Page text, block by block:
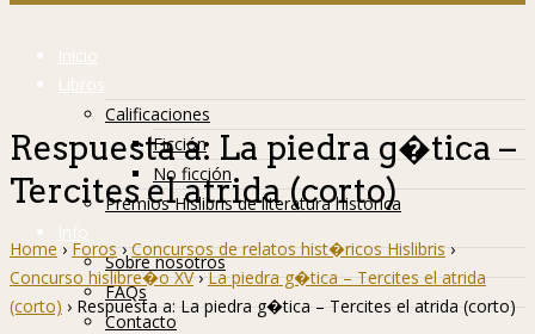
Inicio
Libros
Calificaciones
Ficción
No ficción
Premios Hislibris de literatura histórica
Info
Sobre nosotros
FAQs
Contacto
Respuesta a: La piedra g�tica –
Tercites el atrida (corto)
Home › Foros › Concursos de relatos hist�ricos Hislibris ›
Concurso hislibre�o XV › La piedra g�tica – Tercites el atrida
(corto) › Respuesta a: La piedra g�tica – Tercites el atrida (corto)